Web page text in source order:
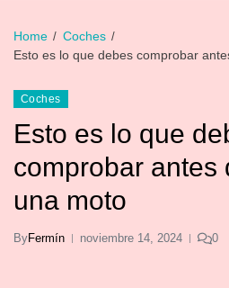
Home
Coches
Esto es lo que debes comprobar
Coches
Esto es lo que
comprobar antes
una moto
ByFermín noviembre 14, 2024 0